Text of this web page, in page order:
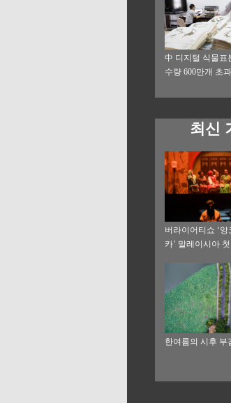
中 디지털 식물표
수량 600만개 초과
최신
버라이어티쇼 ‘앙
카’ 말레이시아
한여름의 시후 부